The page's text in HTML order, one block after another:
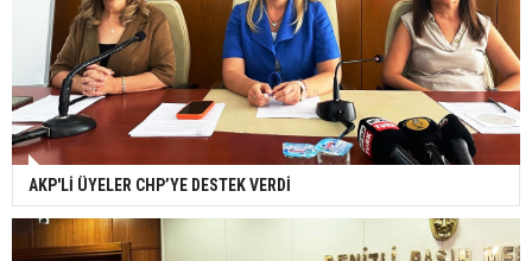
AKP'Lİ ÜYELER CHP’YE DESTEK VERDİ